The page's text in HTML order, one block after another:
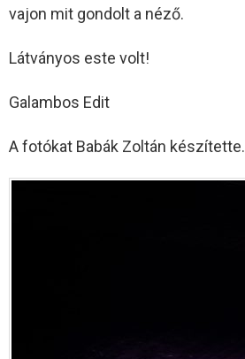
vajon mit gondolt a néző.
Látványos este volt!
Galambos Edit
A fotókat Babák Zoltán készítette.